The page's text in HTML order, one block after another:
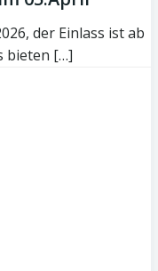
der Einlass ist ab
bieten […]